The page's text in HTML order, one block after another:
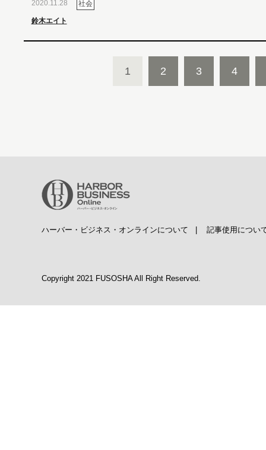
2020.11.28 社会
鈴木エイト
1 2 3 4
ハーバー・ビジネス・オンラインについて 記事使用につい
Copyright 2021 FUSOSHA All Right Reserved.